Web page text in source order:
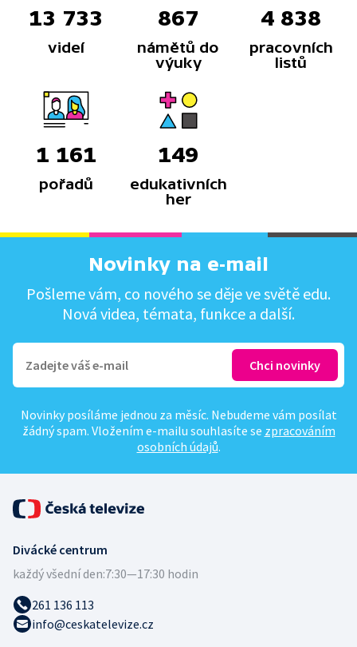
13 733
videí
867
námětů do
výuky
4 838
pracovních
listů
1 161
pořadů
149
edukativních
her
Novinky na e-mail
Pošleme vám, co nového se děje ve světě edu.
Nová videa, témata, funkce a další.
Novinky posíláme jednou za měsíc. Nebudeme vám posílat
žádný spam. Vložením e-mailu souhlasíte se zpracováním
osobních údajů.